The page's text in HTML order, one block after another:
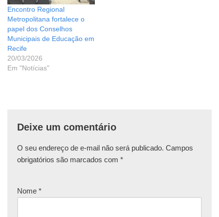
Encontro Regional
Metropolitana fortalece o
papel dos Conselhos
Municipais de Educação em
Recife
20/03/2026
Em "Notícias"
Deixe um comentário
O seu endereço de e-mail não será publicado. Campos
obrigatórios são marcados com *
Nome *